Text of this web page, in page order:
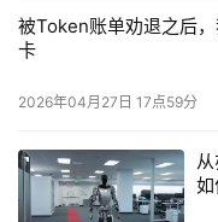
常重要的。据APC-
利用率将从以前的
的数据中心为例，看看
被Token账单劝退之后
卡
2026年04月27日 17点59分